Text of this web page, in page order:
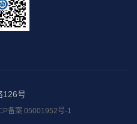
126号
备案 05001952号-1